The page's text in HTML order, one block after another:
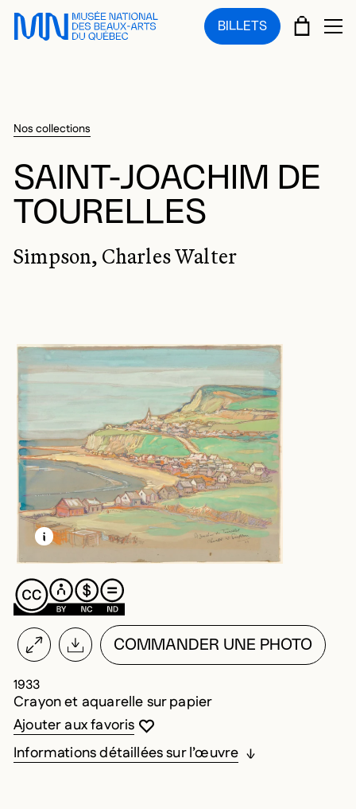
Sauter au menu principal
Sauter au contenu principal
Sauter au pied de page
BILLETS PANIER
Nos collections
SAINT-JOACHIM DE
TOURELLES
Simpson, Charles Walter
EN SAVOIR PLUS SUR CETTE IMAGE
OUVRIR LA MODALE
COMMANDER UNE PHOTO
1933
Crayon et aquarelle sur papier
Vous devez être connecté pour ajouter
Fermer la modale
Ouvrir la modale
Ajouter aux favoris
Informations détaillées sur l’œuvre